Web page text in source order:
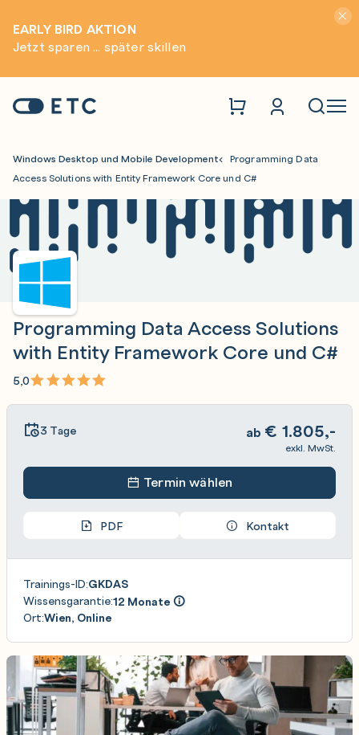
EARLY BIRD AKTION
Jetzt sparen ... später skillen
Startseite: ETC
Windows Desktop und Mobile Development
Programming Data
Access Solutions with Entity Framework Core und C#
Programming Data Access Solutions
with Entity Framework Core und C#
5,0
3 Tage ab € 1.805,-
exkl. MwSt.
Termin wählen
PDF Kontakt
Trainings-ID:GKDAS
Wissensgarantie:12 Monate
Ort:Wien, Online